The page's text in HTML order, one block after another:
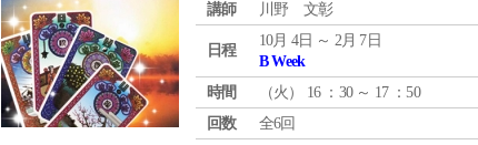
講師 川野 文彰
日程
10月 4日 ～ 2月 7日
B Week
時間
（火 ） 16 ：30 ～ 17 ：50
回数
全6回